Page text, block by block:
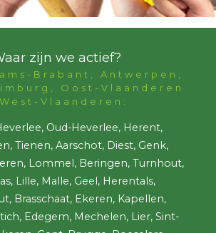
zijn we actief?
Brabant, Antwerpen,
Oost-Vlaanderen
Vlaanderen:
Oud-Heverlee, Herent,
Tienen, Aarschot, Diest, Genk,
Lommel, Beringen, Turnhout,
Lille, Malle, Geel, Herentals,
Brasschaat, Ekeren, Kapellen,
Edegem, Mechelen, Lier, Sint-